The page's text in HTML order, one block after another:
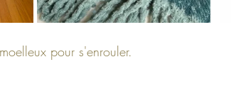
pour s'enrouler.